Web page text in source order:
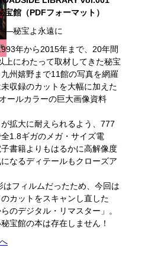
宝館（PDFフォーマット）
秘宝よ永遠に
年から2015年まで、20年間
上にわたって取材してきた秘宝
州嬉野まで11館の写真を網羅
収録のカットを大幅に加えた
ールカラーの巨大画像資料
拡大に耐えられるよう、777
1.8ギガのメガ・サイズ電
書籍よりもはるかに高解像度
なるディテールもクローズア
はフィルムだったため、今回は
カットをスキャンし直した
らのデジタル・リマスター」。
宝館の本は存在しません！